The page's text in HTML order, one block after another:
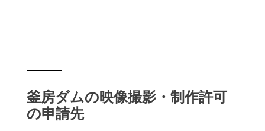
釜房ダムの映像撮影・制作許可
の申請先